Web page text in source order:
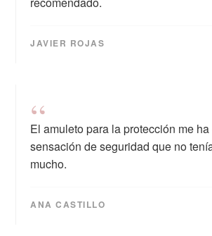
JAVIER ROJAS
“
El amuleto para la protección me
sensación de seguridad que no
mucho.
ANA CASTILLO